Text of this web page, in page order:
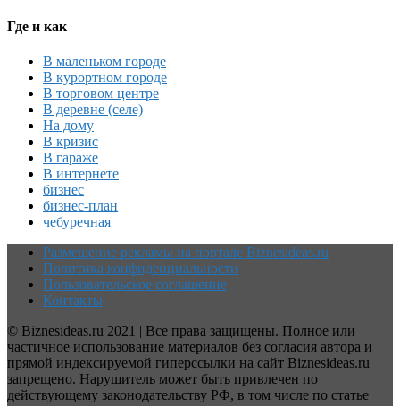
Где и как
В маленьком городе
В курортном городе
В торговом центре
В деревне (селе)
На дому
В кризис
В гараже
В интернете
бизнес
бизнес-план
чебуречная
Размещение рекламы на портале Biznesideas.ru
Политика конфиденциальности
Пользовательское соглашение
Контакты
© Biznesideas.ru 2021 | Все права защищены. Полное или
частичное использование материалов без согласия автора и
прямой индексируемой гиперссылки на сайт Biznesideas.ru
запрещено. Нарушитель может быть привлечен по
действующему законодательству РФ, в том числе по статье